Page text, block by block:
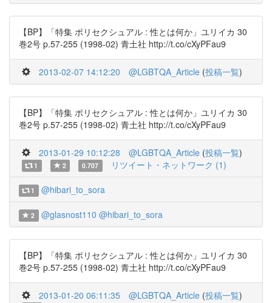
【BP】「特集 ポリセクシュアル : 性とは何か」ユリイカ 30
巻2号 p.57-255 (1998-02) 青土社 http://t.co/cXyPFau9
2013-02-07 14:12:20 @LGBTQA_Article (投稿一覧)
【BP】「特集 ポリセクシュアル : 性とは何か」ユリイカ 30
巻2号 p.57-255 (1998-02) 青土社 http://t.co/cXyPFau9
2013-01-29 10:12:28 @LGBTQA_Article (投稿一覧)
1 2 0.707 リツイート・ネットワーク (1)
1 @hibari_to_sora
2 @glasnost110 @hibari_to_sora
【BP】「特集 ポリセクシュアル : 性とは何か」ユリイカ 30
巻2号 p.57-255 (1998-02) 青土社 http://t.co/cXyPFau9
2013-01-20 06:11:35 @LGBTQA_Article (投稿一覧)